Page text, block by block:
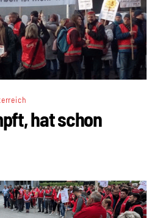
hat schon